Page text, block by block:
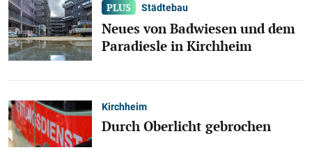
Städtebau
Neues von Badwiesen und dem
Paradiesle in Kirchheim
Kirchheim
Durch Oberlicht gebrochen